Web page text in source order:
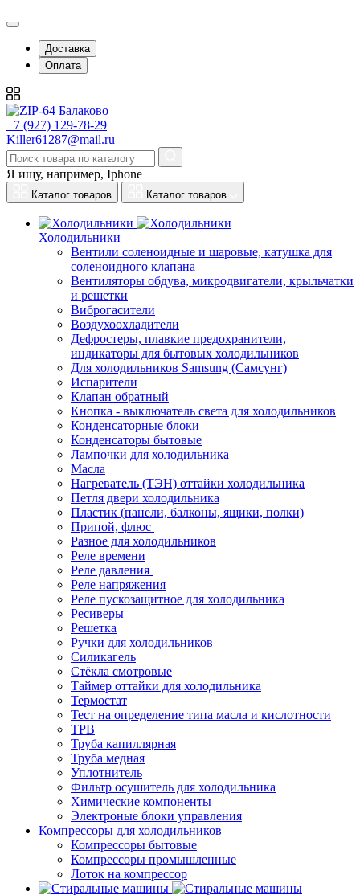
Доставка
Оплата
+7 (927) 129-78-29
Killer61287@mail.ru
Я ищу, например, Iphone
Каталог товаров Каталог товаров
Холодильники
Вентили соленоидные и шаровые, катушка для
соленоидного клапана
Вентиляторы обдува, микродвигатели, крыльчатки
и решетки
Виброгасители
Воздухоохладители
Дефростеры, плавкие предохранители,
индикаторы для бытовых холодильников
Для холодильников Samsung (Самсунг)
Испарители
Клапан обратный
Кнопка - выключатель света для холодильников
Конденсаторные блоки
Конденсаторы бытовые
Лампочки для холодильника
Масла
Нагреватель (ТЭН) оттайки холодильника
Петля двери холодильника
Пластик (панели, балконы, ящики, полки)
Припой, флюс
Разное для холодильников
Реле времени
Реле давления
Реле напряжения
Реле пускозащитное для холодильника
Ресиверы
Решетка
Ручки для холодильников
Силикагель
Стёкла смотровые
Таймер оттайки для холодильника
Термостат
Тест на определение типа масла и кислотности
ТРВ
Труба капиллярная
Труба медная
Уплотнитель
Фильтр осушитель для холодильника
Химические компоненты
Электроные блоки управления
Компрессоры для холодильников
Компрессоры бытовые
Компрессоры промышленные
Лоток на компрессор